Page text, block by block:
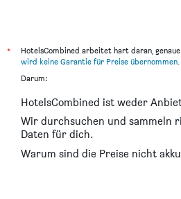
*
HotelsCombined arbeitet hart daran,
wird keine Garantie für Preise übernommen.
Darum:
HotelsCombined ist weder
Wir durchsuchen und sammeln
Daten für dich.
Warum sind die Preise nicht